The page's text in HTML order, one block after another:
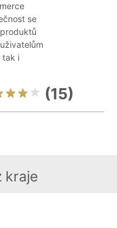
se
tak i
(15)
kraje